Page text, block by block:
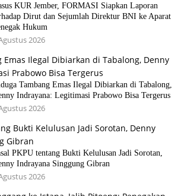
KUR Jember, FORMASI Siapkan Laporan
Dirut dan Sejumlah Direktur BNI ke Aparat
Hukum
2026
Tambang Emas Ilegal Dibiarkan di Tabalong,
Indrayana: Legitimasi Prabowo Bisa Tergerus
2026
PKPU tentang Bukti Kelulusan Jadi Sorotan,
Indrayana Singgung Gibran
2026